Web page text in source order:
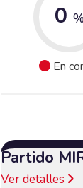
0 %
En
Partido
Ver detalles